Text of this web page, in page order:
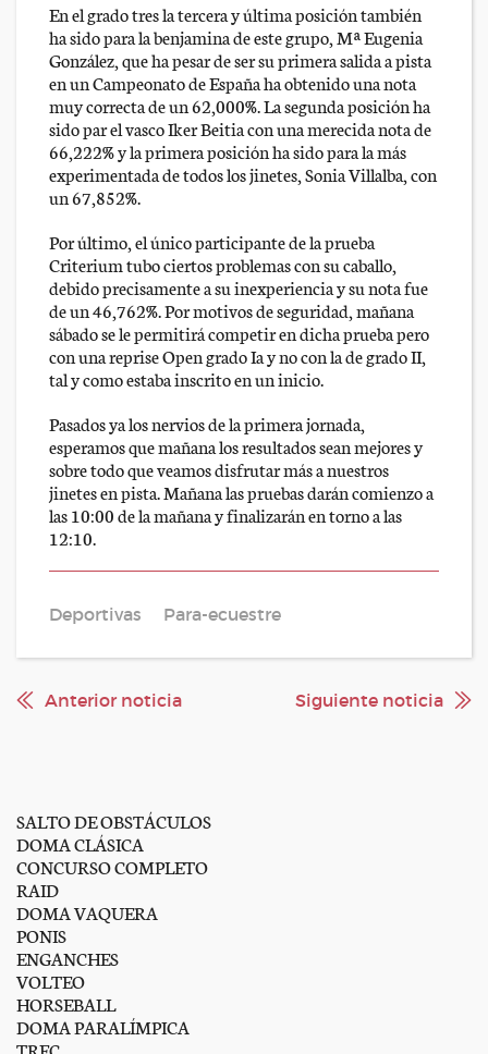
En el grado tres la tercera y última posición también
ha sido para la benjamina de este grupo, Mª Eugenia
González, que ha pesar de ser su primera salida a pista
en un Campeonato de España ha obtenido una nota
muy correcta de un 62,000%. La segunda posición ha
sido par el vasco Iker Beitia con una merecida nota de
66,222% y la primera posición ha sido para la más
experimentada de todos los jinetes, Sonia Villalba, con
un 67,852%.
Por último, el único participante de la prueba
Criterium tubo ciertos problemas con su caballo,
debido precisamente a su inexperiencia y su nota fue
de un 46,762%. Por motivos de seguridad, mañana
sábado se le permitirá competir en dicha prueba pero
con una reprise Open grado Ia y no con la de grado II,
tal y como estaba inscrito en un inicio.
Pasados ya los nervios de la primera jornada,
esperamos que mañana los resultados sean mejores y
sobre todo que veamos disfrutar más a nuestros
jinetes en pista. Mañana las pruebas darán comienzo a
las 10:00 de la mañana y finalizarán en torno a las
12:10.
Deportivas Para-ecuestre
Anterior noticia Siguiente noticia
SALTO DE OBSTÁCULOS
DOMA CLÁSICA
CONCURSO COMPLETO
RAID
DOMA VAQUERA
PONIS
ENGANCHES
VOLTEO
HORSEBALL
DOMA PARALÍMPICA